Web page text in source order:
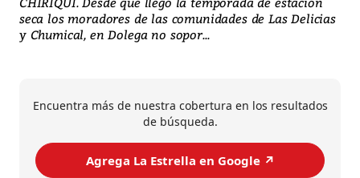
seca los moradores de las comunidades de Las Delicias
y Chumical, en Dolega no sopor...
Encuentra más de nuestra cobertura en los resultados
de búsqueda.
Agrega La Estrella en Google ↗️